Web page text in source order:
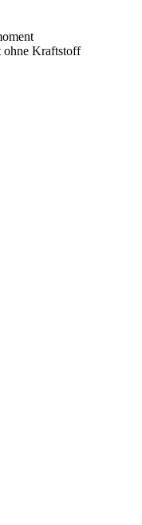
ohne Kraftstoff